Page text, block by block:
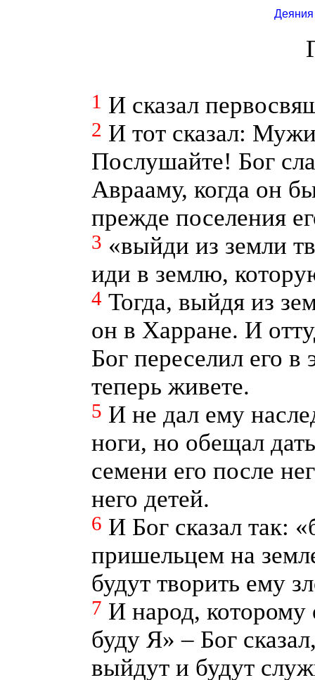
1 И сказал
2 И тот сказал:
Послушайте! Бог
Аврааму, когда он
прежде поселения
3 «выйди из земли
иди в землю,
4 Тогда, выйдя из
он в Харране. И
Бог переселил его
теперь живете.
5 И не дал ему
ноги, но обещал
семени его после
него детей.
6 И Бог сказал так:
пришельцем на
будут творить ему
7 И народ, которому
буду Я» – Бог
выйдут и будут